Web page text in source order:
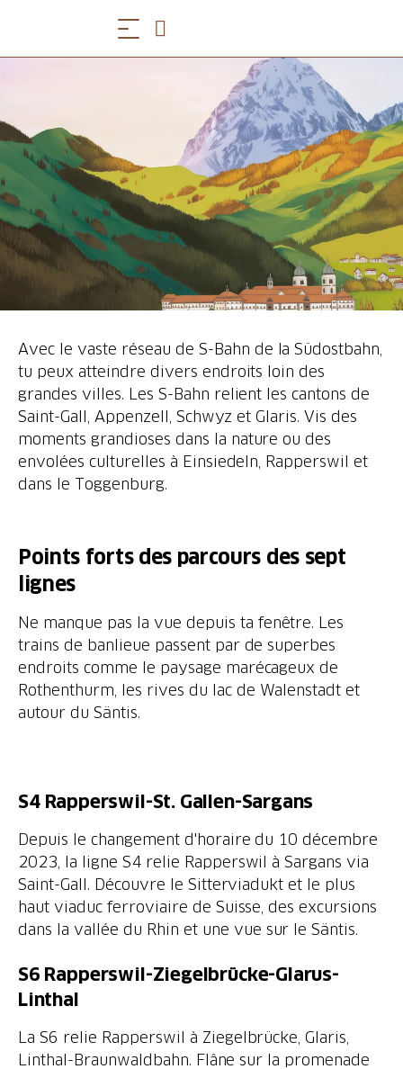
Avec le vaste réseau de S-Bahn de la Südostbahn,
tu peux atteindre divers endroits loin des
grandes villes. Les S-Bahn relient les cantons de
Saint-Gall, Appenzell, Schwyz et Glaris. Vis des
moments grandioses dans la nature ou des
envolées culturelles à Einsiedeln, Rapperswil et
dans le Toggenburg.
Points forts des parcours des sept
lignes
Ne manque pas la vue depuis ta fenêtre. Les
trains de banlieue passent par de superbes
endroits comme le paysage marécageux de
Rothenthurm, les rives du lac de Walenstadt et
autour du Säntis.
S4 Rapperswil-St. Gallen-Sargans
Depuis le changement d'horaire du 10 décembre
2023, la ligne S4 relie Rapperswil à Sargans via
Saint-Gall. Découvre le Sitterviadukt et le plus
haut viaduc ferroviaire de Suisse, des excursions
dans la vallée du Rhin et une vue sur le Säntis.
S6 Rapperswil-Ziegelbrücke-Glarus-
Linthal
La S6 relie Rapperswil à Ziegelbrücke, Glaris,
Linthal-Braunwaldbahn. Flâne sur la promenade